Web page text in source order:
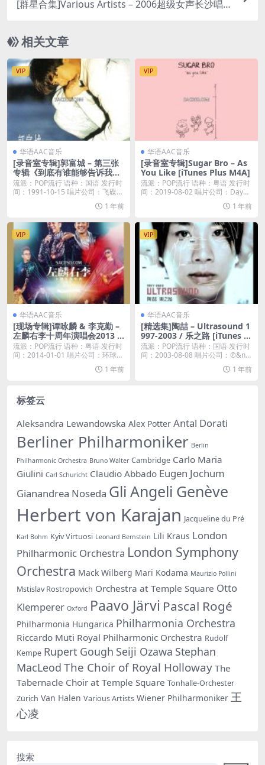
[群星合集]Various Artists – 2006超级女声长沙唱
相关文章
VIP
华语AAC音乐
[录音室专辑]郭富城 – 第三张
专辑《到底有谁能够告诉我》
[iTunes Plus M4A]
流派：POP流行 语种：国语 发行时
间：1991-10-15 唱片公司：飞碟唱
1 年前
VIP
华语AAC音乐
[录音室专辑]Sugar Bro – As
You Like [iTunes Plus M4A]
流派：POP流行 语种：粤语 发行时
间：2019-08-02 唱片公司：Day
1 年前
VIP
华语AAC音乐
[现场专辑]谭咏麟 & 李克勤 –
左麟右李十周年演唱会2013 –
香港有声音 [iTunes Plus M4
A]
流派：POP流行 语种：粤语 发行时
间：2014-01-01 唱片公司：环球唱
1 年前
VIP
华语AAC音乐
[精选集]陶喆 – Ultrasound 1
997-2003 / 乐之路 [iTunes Pl
us M4A]
流派：POP流行 语种：国语 发行时
间：2003-08-08 唱片公司：℗&n
1 年前
标签云
Aleksandra Lewandowska Alex Potter Antal Dorati
Berliner Philharmoniker Berlin
Philharmonic Orchestra Bruno Walter Cambridge Carlo Maria
Giulini Carl Schuricht Claudio Abbado Eugen Jochum
Gianandrea Noseda Gli Angeli Genève
Herbert von Karajan Jacqueline du Pré
Karl Bohm Kyiv Virtuosi Leonard Bernstein Lili Kraus London
Philharmonic Orchestra London Symphony
Orchestra Mack Wilberg Mari Kodama Maurizio Pollini
Mstislav Rostropovich Orchestra at Temple Square Otto
Klemperer Oxford Paavo Järvi Pascal Rogé
Philharmonia Hungarica Philharmonia Orchestra
Riccardo Muti Royal Philharmonic Orchestra Rudolf
Kempe Rupert Gough Seiji Ozawa Stephan
MacLeod The Choir of Royal Holloway The
Tabernacle Choir at Temple Square Tonhalle-Orchester
Zürich Van Halen Various Artists Wiener Philharmoniker 王
心凌
搜索